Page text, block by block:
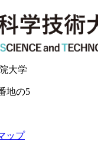
大学
地の5
ップ